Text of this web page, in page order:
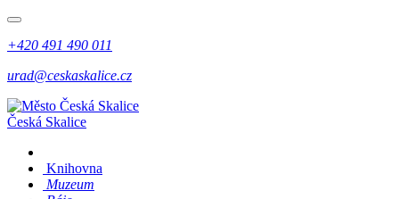
+420 491 490 011
urad@ceskaskalice.cz
Česká Skalice
Knihovna
Muzeum